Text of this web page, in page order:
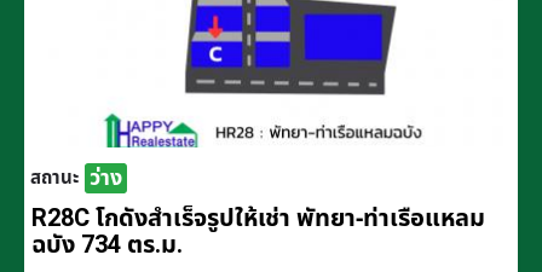
สถานะ ว่าง
R28C โกดังสำเร็จรูปให้เช่า พัทยา-ท่าเรือแหลม
ฉบัง 734 ตร.ม.